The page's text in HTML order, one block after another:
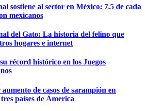
sostiene al sector en México: 7.5 de cada
mexicanos
del Gato: La historia del felino que
hogares e internet
récord histórico en los Juegos
de casos de sarampión en
países de Ámerica